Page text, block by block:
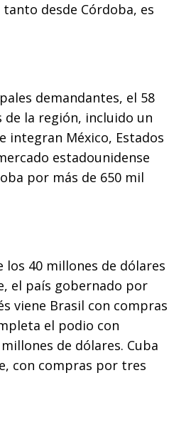
desde Córdoba, es
demandantes, el 58
de la región, incluido un
integran México, Estados
estadounidense
por más de 650 mil
los 40 millones de dólares
el país gobernado por
viene Brasil con compras
el podio con
de dólares. Cuba
con compras por tres